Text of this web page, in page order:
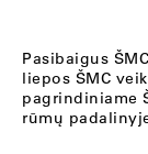
Pasibaigus
liepos ŠMC
pagrindiniame
rūmų